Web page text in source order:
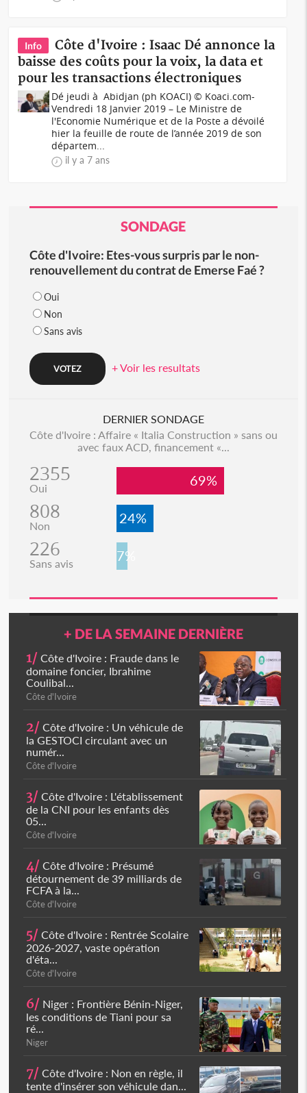
Info
Côte d'Ivoire : Isaac Dé annonce la
baisse des coûts pour la voix, la data et
pour les transactions électroniques
Dé jeudi à Abidjan (ph KOACI) © Koaci.com-
Vendredi 18 Janvier 2019 – Le Ministre de
l'Economie Numérique et de la Poste a dévoilé
hier la feuille de route de l’année 2019 de son
départem...
il y a 7 ans
SONDAGE
Côte d'Ivoire: Etes-vous surpris par le non-
renouvellement du contrat de Emerse Faé ?
Oui
Non
Sans avis
+ Voir les resultats
DERNIER SONDAGE
Côte d'Ivoire : Affaire « Italia Construction » sans ou
avec faux ACD, financement «...
2355
Oui 69%
808
Non 24%
226
Sans avis 7%
+ DE LA SEMAINE DERNIÈRE
1/ Côte d'Ivoire : Fraude dans le
domaine foncier, Ibrahime
Coulibal...
Côte d'Ivoire
2/ Côte d'Ivoire : Un véhicule de
la GESTOCI circulant avec un
numér...
Côte d'Ivoire
3/ Côte d'Ivoire : L'établissement
de la CNI pour les enfants dès
05...
Côte d'Ivoire
4/ Côte d'Ivoire : Présumé
détournement de 39 milliards de
FCFA à la...
Côte d'Ivoire
5/ Côte d'Ivoire : Rentrée Scolaire
2026-2027, vaste opération
d'éta...
Côte d'Ivoire
6/ Niger : Frontière Bénin-Niger,
les conditions de Tiani pour sa
ré...
Niger
7/ Côte d'Ivoire : Non en règle, il
tente d'insérer son véhicule dan...